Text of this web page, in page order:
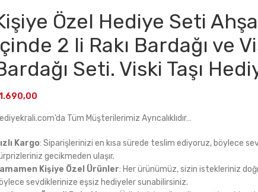
Özel Hediye Seti
2 li Rakı Bardağı ve
Seti. Viski Taşı
Tüm Müşterilerimiz Ayrıcalıklıdır…
Kargo: Siparişlerinizi en kısa sürede teslim ediyoruz, böylece
gecikmeden ulaşır.
Kişiye Özel Ürünler: Her ürünümüz, sizin istekleriniz
sevdiklerinize eşsiz hediyeler sunabilirsiniz.